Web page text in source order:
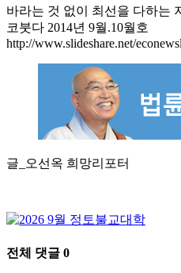
바라는 것 없이 최선을 다하는
코붓다 2014년 9월.10월호
http://www.slideshare.net/
글_오선옥 희망리포터
전체 댓글 0